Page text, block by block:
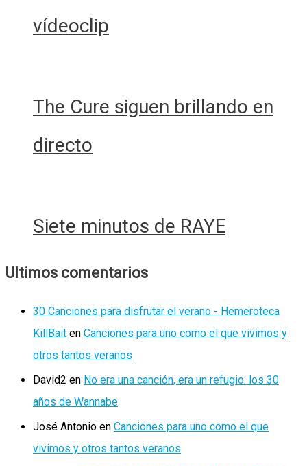
vídeoclip
The Cure siguen brillando en
directo
Siete minutos de RAYE
Ultimos comentarios
30 Canciones para disfrutar el verano - Hemeroteca
KillBait en Canciones para uno como el que vivimos y
otros tantos veranos
David2 en No era una canción, era un refugio: los 30
años de Wannabe
José Antonio en Canciones para uno como el que
vivimos y otros tantos veranos